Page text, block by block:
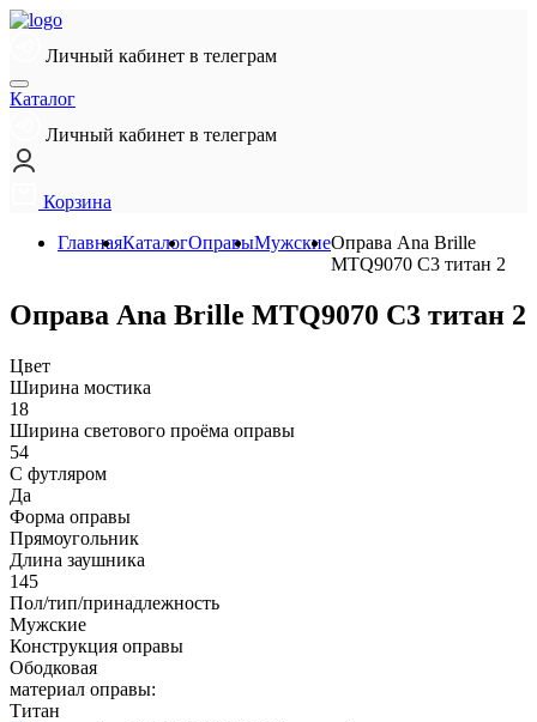
Личный кабинет в телеграм
Каталог
Личный кабинет в телеграм
Корзина
ГлавнаяКаталогОправыМужскиеОправа Ana Brille
MTQ9070 C3 титан 2
Оправа Ana Brille MTQ9070 C3 титан 2
Цвет
Ширина мостика
18
Ширина светового проёма оправы
54
С футляром
Да
Форма оправы
Прямоугольник
Длина заушника
145
Пол/тип/принадлежность
Мужские
Конструкция оправы
Ободковая
материал оправы:
Титан